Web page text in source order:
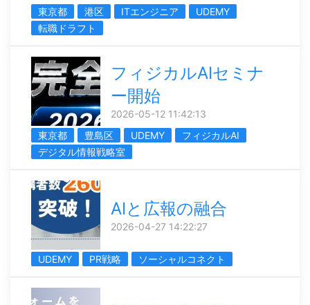
東京都
港区 ITエンジニア
UDEMY
転職ドラフト
フィジカルAIセミナ
ー開始
2026-05-12 11:42:13
東京都
豊島区 UDEMY
フィジカルAI
デジタル情報戦略室
AIと広報の融合
2026-04-27 14:22:27
UDEMY PR戦略 ソーシャルコネクト